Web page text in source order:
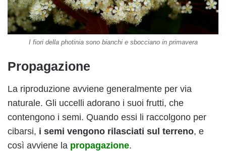
I fiori della photinia sono bianchi e sbocciano in primavera
Propagazione
La riproduzione avviene generalmente per via
naturale. Gli uccelli adorano i suoi frutti, che
contengono i semi. Quando essi li raccolgono per
cibarsi, i semi vengono rilasciati sul terreno, e
così avviene la propagazione.